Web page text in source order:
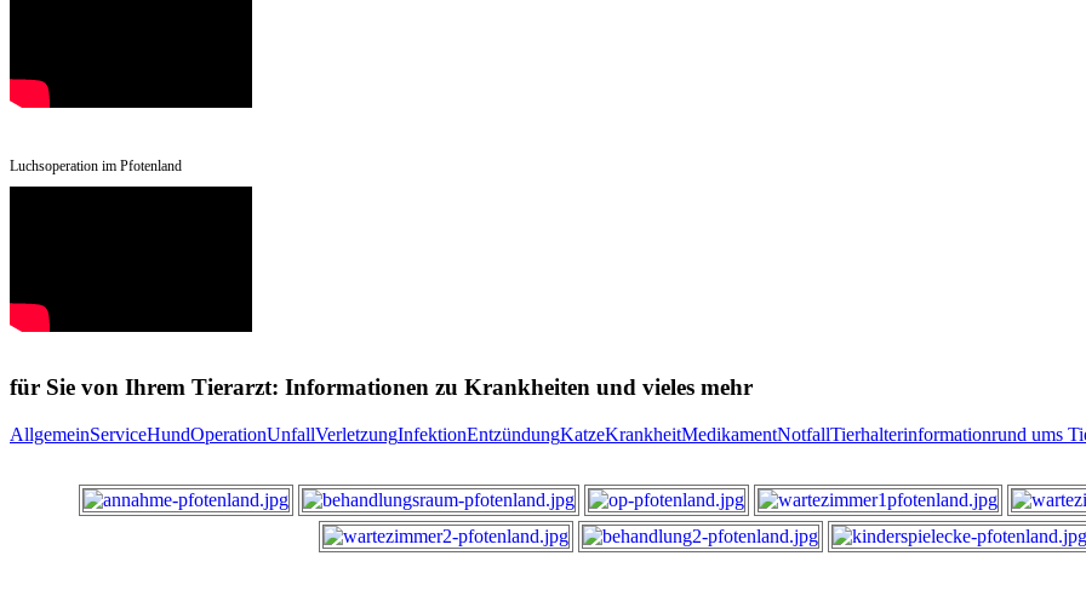
Luchsoperation im Pfotenland
für Sie von Ihrem Tierarzt: Informationen zu Krankheiten und vieles mehr
AllgemeinServiceHundOperationUnfallVerletzungInfektionEntzündungKatzeKrankheitMedikamentNotfallTierhalterinformationrund ums